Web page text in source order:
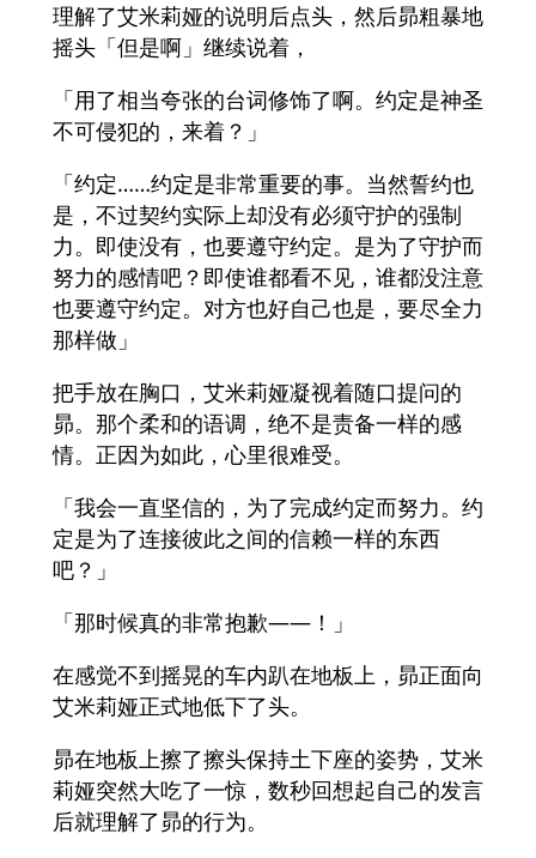
理解了艾米莉娅的说明后点头，然后昴粗暴地
摇头「但是啊」继续说着，
「用了相当夸张的台词修饰了啊。约定是神圣
不可侵犯的，来着？」
「约定……约定是非常重要的事。当然誓约也
是，不过契约实际上却没有必须守护的强制
力。即使没有，也要遵守约定。是为了守护而
努力的感情吧？即使谁都看不见，谁都没注意
也要遵守约定。对方也好自己也是，要尽全力
那样做」
把手放在胸口，艾米莉娅凝视着随口提问的
昴。那个柔和的语调，绝不是责备一样的感
情。正因为如此，心里很难受。
「我会一直坚信的，为了完成约定而努力。约
定是为了连接彼此之间的信赖一样的东西
吧？」
「那时候真的非常抱歉――！」
在感觉不到摇晃的车内趴在地板上，昴正面向
艾米莉娅正式地低下了头。
昴在地板上擦了擦头保持土下座的姿势，艾米
莉娅突然大吃了一惊，数秒回想起自己的发言
后就理解了昴的行为。